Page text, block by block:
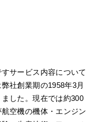
サービス内容について
社創業期の1958年3月
した。現在では約300
空機の機体・エンジン